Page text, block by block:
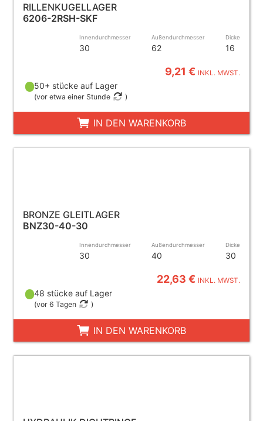
RILLENKUGELLAGER
6206-2RSH-SKF
Innendurchmesser
30
Außendurchmesser
62
Dicke
16
9,21 € INKL. MWST.
50+ stücke auf Lager
(vor etwa einer Stunde )
IN DEN WARENKORB
BRONZE GLEITLAGER
BNZ30-40-30
Innendurchmesser
30
Außendurchmesser
40
Dicke
30
22,63 € INKL. MWST.
48 stücke auf Lager
(vor 6 Tagen )
IN DEN WARENKORB